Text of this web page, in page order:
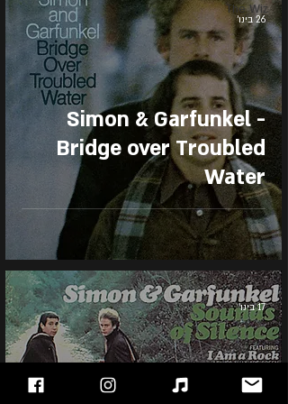
The Wiz
Simon & Garfunkel -
Bridge over Troubled
Water
26 בינו׳
17 בינו׳